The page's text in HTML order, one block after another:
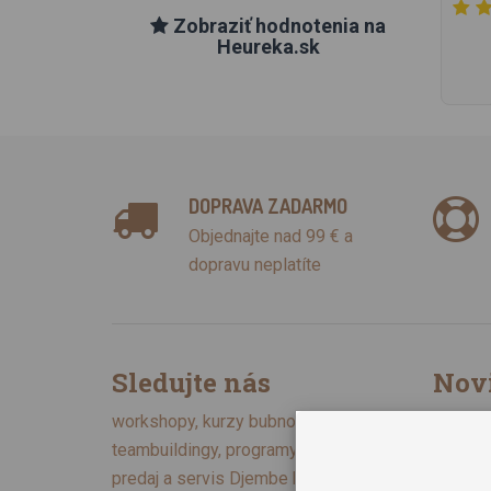
Zobraziť hodnotenia na
Heureka.sk
DOPRAVA ZADARMO
Objednajte nad 99 € a
dopravu neplatíte
Sledujte nás
workshopy, kurzy bubnovania,
teambuildingy, programy pre školy,
predaj a servis Djembe bubnov,
Zásady